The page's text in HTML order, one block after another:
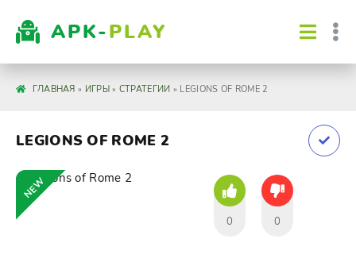
APK-PLAY
ГЛАВНАЯ » ИГРЫ» СТРАТЕГИИ » LEGIONS OF ROME 2
LEGIONS OF ROME 2
NEW
0 0